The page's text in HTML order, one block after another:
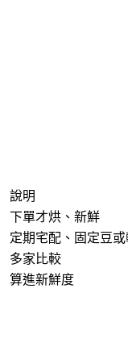
說明
下單才烘、新鮮
定期宅配、固定豆或
多家比較
算進新鮮度